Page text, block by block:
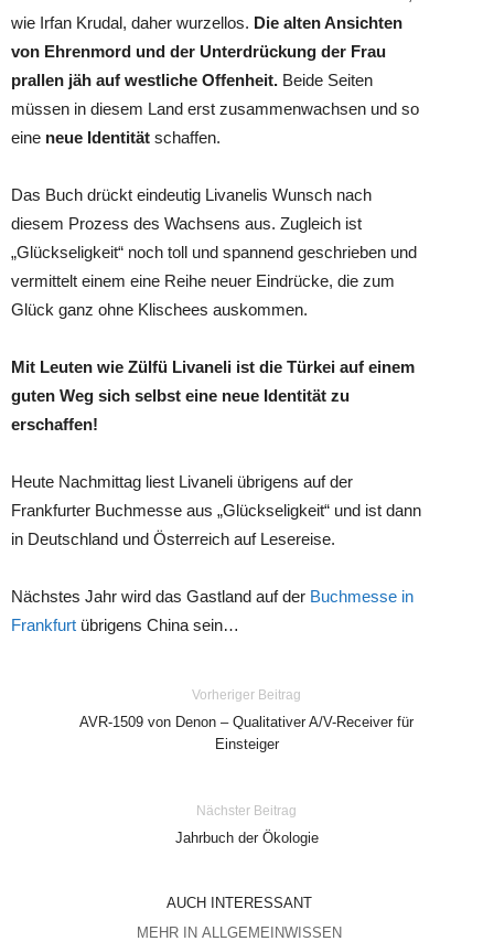
wie Irfan Krudal, daher wurzellos. Die alten Ansichten
von Ehrenmord und der Unterdrückung der Frau
prallen jäh auf westliche Offenheit. Beide Seiten
müssen in diesem Land erst zusammenwachsen und so
eine neue Identität schaffen.
Das Buch drückt eindeutig Livanelis Wunsch nach
diesem Prozess des Wachsens aus. Zugleich ist
„Glückseligkeit“ noch toll und spannend geschrieben und
vermittelt einem eine Reihe neuer Eindrücke, die zum
Glück ganz ohne Klischees auskommen.
Mit Leuten wie Zülfü Livaneli ist die Türkei auf einem
guten Weg sich selbst eine neue Identität zu
erschaffen!
Heute Nachmittag liest Livaneli übrigens auf der
Frankfurter Buchmesse aus „Glückseligkeit“ und ist dann
in Deutschland und Österreich auf Lesereise.
Nächstes Jahr wird das Gastland auf der Buchmesse in
Frankfurt übrigens China sein…
Vorheriger Beitrag
AVR-1509 von Denon – Qualitativer A/V-Receiver für
Einsteiger
Nächster Beitrag
Jahrbuch der Ökologie
AUCH INTERESSANT
MEHR IN ALLGEMEINWISSEN